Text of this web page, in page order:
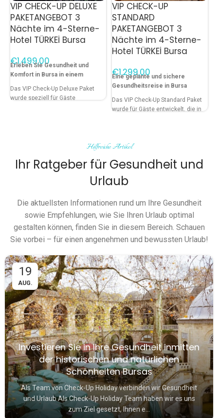
VIP CHECK-UP DELUXE
PAKETANGEBOT 3
Nächte im 4-Sterne-
Hotel TÜRKEİ Bursa
€
Erleben Sie Gesundheit und
Komfort in Bursa in einem
Das VIP Check-Up Deluxe Paket
wurde speziell für Gäste
komfortablen Reise verbinden
3 Übernachtungen / 4 Tagein
Bursa, und der gesamte Ablauf
wird durch eine professionelle
VIP CHECK-UP
STANDARD
PAKETANGEBOT 3
Nächte im 4-Sterne-
Hotel TÜRKEİ Bursa
€
Eine geplante und sichere
Gesundheitsreise in Bursa
Das VIP Check-Up Standard Paket
wurde für Gäste entwickelt, die in
Gesundheitskontrolle schnell und
möchten. Das Programm ist in
ausgelegt, und der gesamte Ablauf
Patientenkordination betreut.
Hilfreiche Artikel
Ihr Ratgeber für Gesundheit und
Urlaub
Die aktuellsten Informationen rund um Ihre Gesundheit
sowie Empfehlungen, wie Sie Ihren Urlaub optimal
gestalten können, finden Sie in diesem Bereich. Schauen
Sie vorbei – für einen angenehmen und bewussten Urlaub!
19
AUG.
Investieren Sie in Ihre Gesundheit inmitten
der historischen und natürlichen
Schönheiten Bursas
Als Team von Check-Up Holiday verbinden wir Gesundheit
und Urlaub Als Check-Up Holiday Team haben wir es uns
zum Ziel gesetzt, Ihnen e...